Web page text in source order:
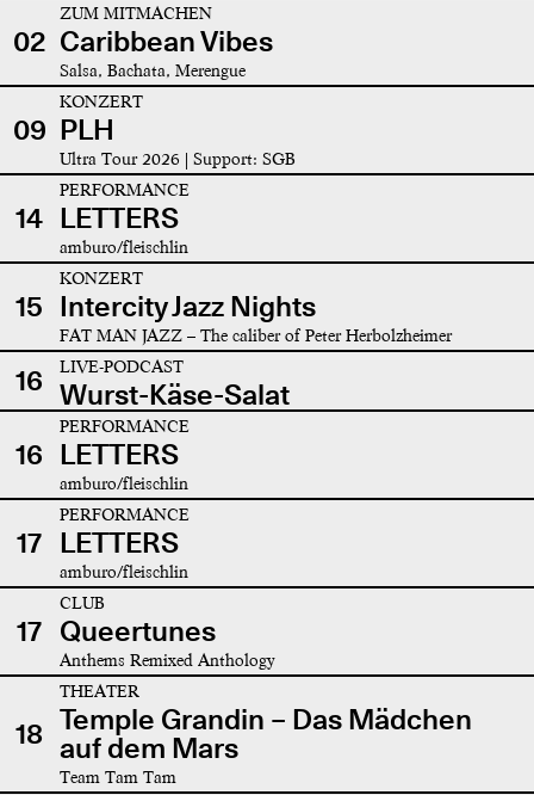
02
ZUM MITMACHEN
Caribbean Vibes
Salsa, Bachata, Merengue
09
KONZERT
PLH
Ultra Tour 2026 | Support: SGB
14
PERFORMANCE
LETTERS
amburo/fleischlin
15
KONZERT
Intercity Jazz Nights
FAT MAN JAZZ – The caliber of Peter Herbolzheimer
16 LIVE-PODCAST
Wurst-Käse-Salat
16
PERFORMANCE
LETTERS
amburo/fleischlin
17
PERFORMANCE
LETTERS
amburo/fleischlin
17
CLUB
Queertunes
Anthems Remixed Anthology
18
THEATER
Temple Grandin – Das Mädchen
auf dem Mars
Team Tam Tam